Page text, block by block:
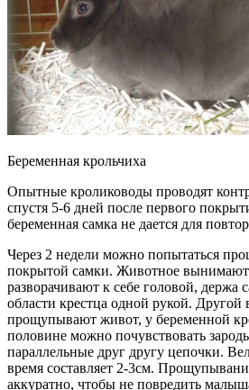
Беременная крольчиха
Опытные кролиководы проводят
спустя 5-6 дней после первого
беременная самка не дается для
Через 2 недели можно попытаться
покрытой самки. Животное вынимают
разворачивают к себе головой, держа
области крестца одной рукой. Другой
прощупывают живот, у беременной
половине можно почувствовать
параллельные друг другу цепочки.
время составляет 2-3см.
аккуратно, чтобы не повредить